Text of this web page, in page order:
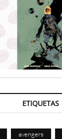
ETIQUETAS
avengers